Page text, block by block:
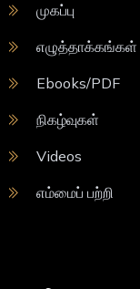
முகப்பு
எழுத்தாக்கங்கள்
Ebooks/PDF
நிகழ்வுகள்
Videos
எம்மைப் பற்றி